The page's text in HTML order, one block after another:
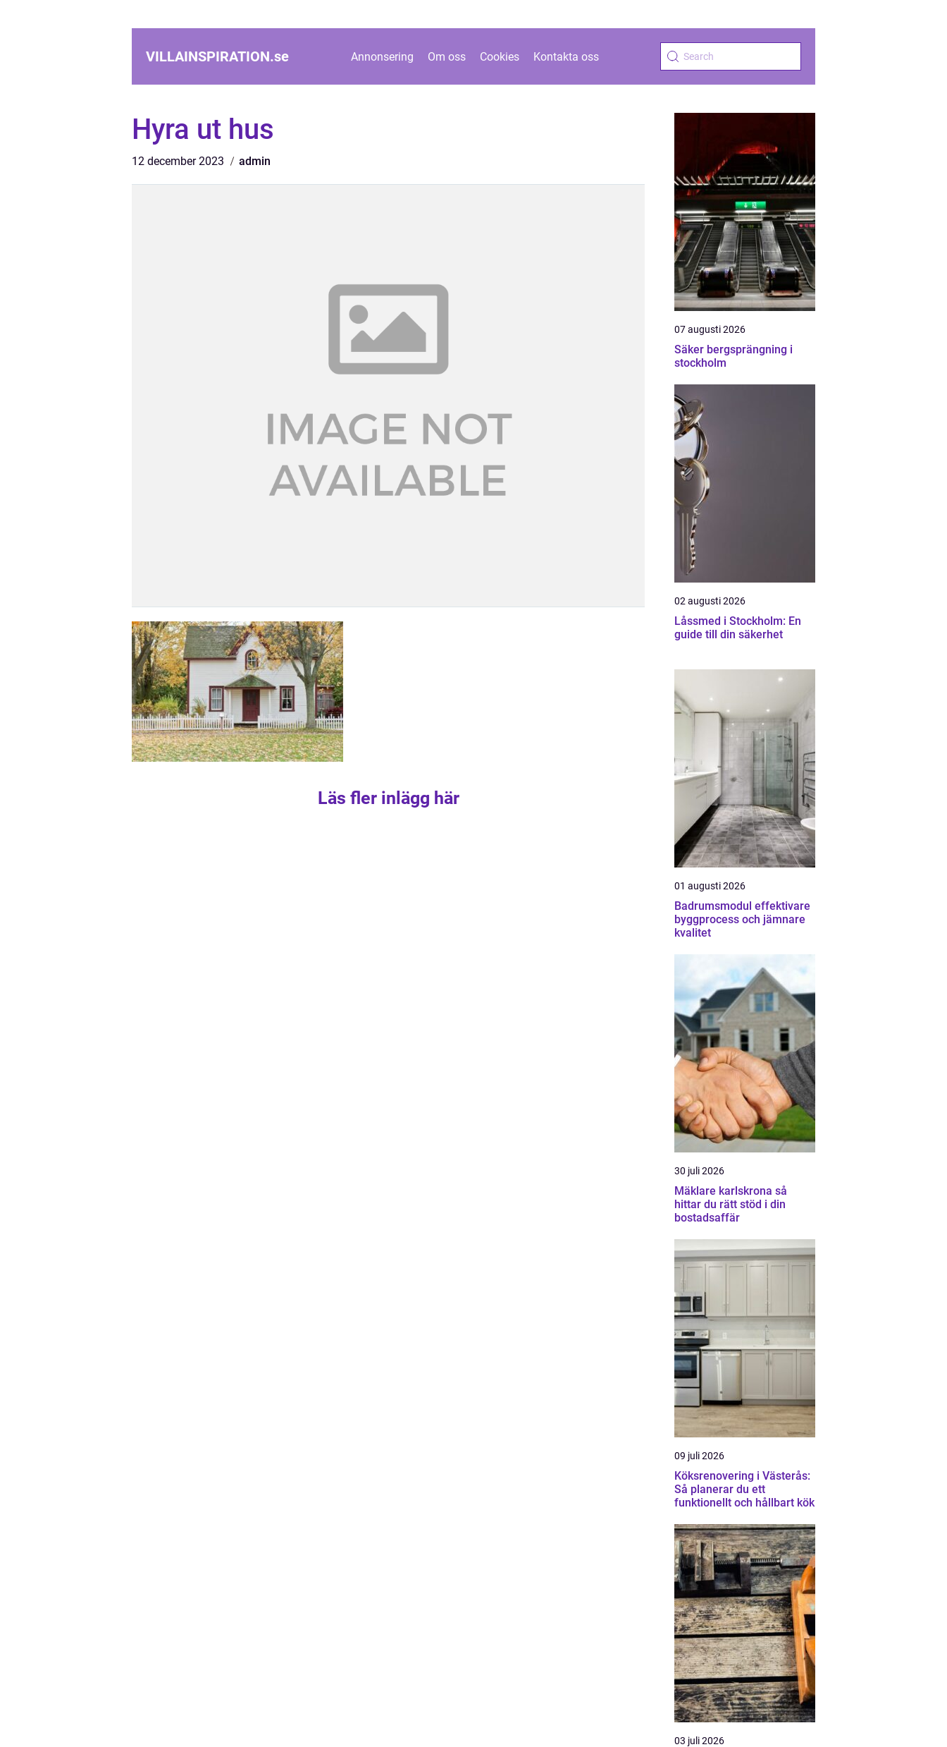
VILLAINSPIRATION.se Annonsering Om oss Cookies Kontakta oss
Hyra ut hus
12 december 2023 admin
Läs fler inlägg här
07 augusti 2026
Säker bergsprängning i
stockholm
02 augusti 2026
Låssmed i Stockholm: En
guide till din säkerhet
01 augusti 2026
Badrumsmodul effektivare
byggprocess och jämnare
kvalitet
30 juli 2026
Mäklare karlskrona så
hittar du rätt stöd i din
bostadsaffär
09 juli 2026
Köksrenovering i Västerås:
Så planerar du ett
funktionellt och hållbart kök
03 juli 2026